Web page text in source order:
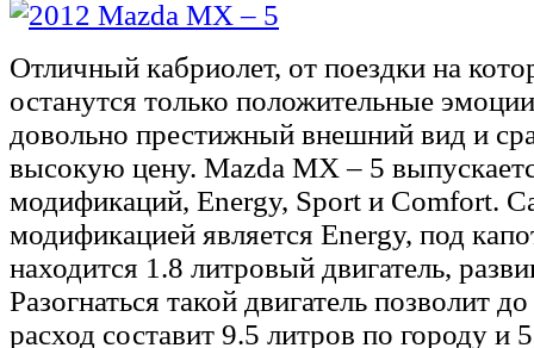
Отличный кабриолет, от поездки на
останутся только положительные
довольно престижный внешний вид и
высокую цену. Mazda MX – 5
модификаций, Energy, Sport и Comfort.
модификацией является Energy, под
находится 1.8 литровый двигатель,
Разогнаться такой двигатель позволит
расход составит 9.5 литров по городу и